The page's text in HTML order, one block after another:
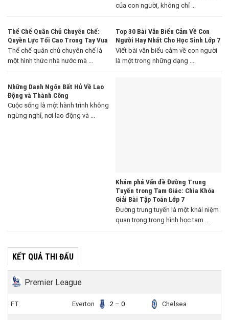
của con người, không chỉ ...
Thể Chế Quân Chủ Chuyên Chế:
Quyền Lực Tối Cao Trong Tay Vua
Thể chế quân chủ chuyên chế là
một hình thức nhà nước mà ...
Top 30 Bài Văn Biểu Cảm Về Con
Người Hay Nhất Cho Học Sinh Lớp 7
Viết bài văn biểu cảm về con người
là một trong những dạng ...
Những Danh Ngôn Bất Hủ Về Lao
Động và Thành Công
Cuộc sống là một hành trình không
ngừng nghỉ, nơi lao động và ...
Khám phá Vấn đề Đường Trung
Tuyến trong Tam Giác: Chìa Khóa
Giải Bài Tập Toán Lớp 7
Đường trung tuyến là một khái niệm
quan trọng trong hình học tam ...
KẾT QUẢ THI ĐẤU
Premier League
FT Everton 2 – 0 Chelsea